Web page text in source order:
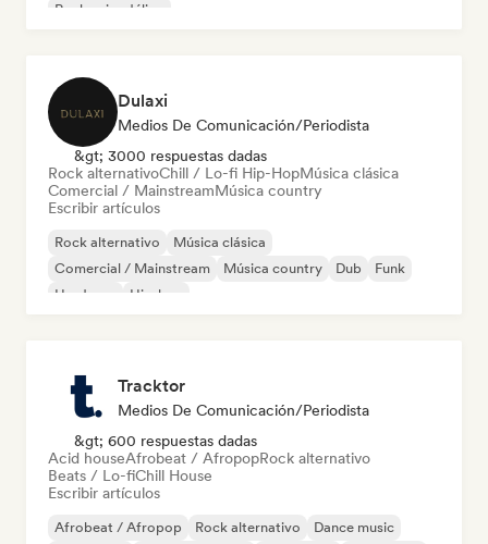
Rock psicodélico
Dulaxi
Medios De Comunicación/Periodista
&gt; 3000 respuestas dadas
Rock alternativoChill / Lo-fi Hip-HopMúsica clásica
Comercial / MainstreamMúsica country
Escribir artículos
Rock alternativo
Música clásica
Comercial / Mainstream
Música country Dub
Funk
Hardcore
Hip-hop
Tracktor
Medios De Comunicación/Periodista
&gt; 600 respuestas dadas
Acid houseAfrobeat / AfropopRock alternativo
Beats / Lo-fiChill House
Escribir artículos
Afrobeat / Afropop Rock alternativo
Dance music